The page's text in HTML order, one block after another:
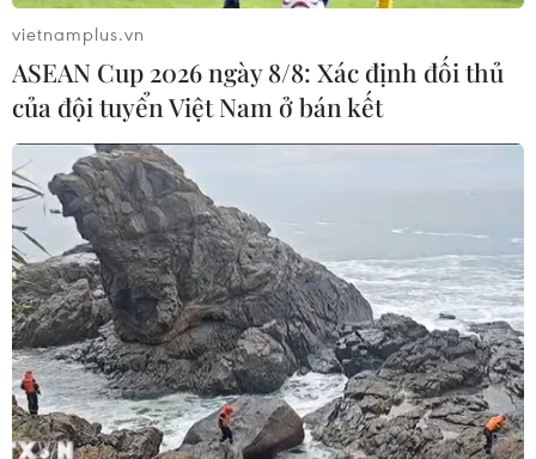
Công điện của Thủ tướng về điều hành
tăng trưởng tín dụng những tháng cuối
năm
26/11/2023 14:30
Thủ tướng yêu cầu Ngân hàng Nhà nước rút kinh
nghiệm việc điều hành tăng trưởng tín dụng chậm năm
2022, rà soát toàn diện kết quả cấp tín dụng của hệ
thống các tổ chức tín dụng đối với nền kinh tế.
vietnamplus.vn
ASEAN Cup 2026 ngày 8/8: Xác định đối thủ
của đội tuyển Việt Nam ở bán kết